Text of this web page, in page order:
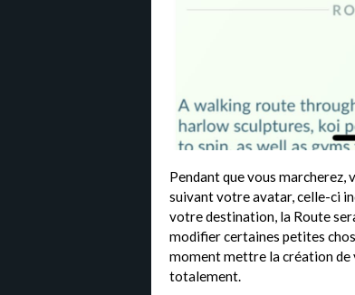
Pendant que vous marcherez,
suivant votre avatar, celle-ci
votre destination, la Route
modifier certaines petites
moment mettre la création de
totalement.